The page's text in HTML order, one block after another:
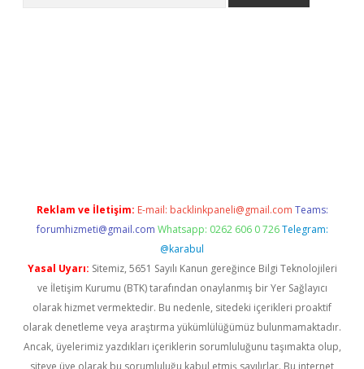
Reklam ve İletişim: E-mail: backlinkpaneli@gmail.com Teams:
forumhizmeti@gmail.com Whatsapp: 0262 606 0 726 Telegram:
@karabul
Yasal Uyarı: Sitemiz, 5651 Sayılı Kanun gereğince Bilgi Teknolojileri
ve İletişim Kurumu (BTK) tarafından onaylanmış bir Yer Sağlayıcı
olarak hizmet vermektedir. Bu nedenle, sitedeki içerikleri proaktif
olarak denetleme veya araştırma yükümlülüğümüz bulunmamaktadır.
Ancak, üyelerimiz yazdıkları içeriklerin sorumluluğunu taşımakta olup,
siteye üye olarak bu sorumluluğu kabul etmiş sayılırlar. Bu internet